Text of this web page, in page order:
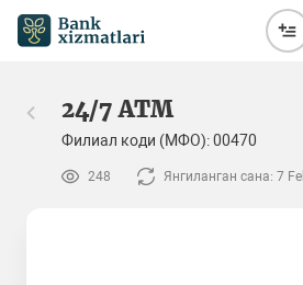
24/7 ATM
Филиал коди (МФО): 00470
248 Янгиланган сана: 7